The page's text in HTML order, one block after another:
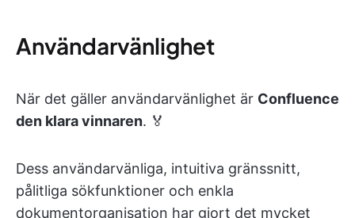
Användarvänlighet
När det gäller användarvänlighet är Confluence
den klara vinnaren. 🏅
Dess användarvänliga, intuitiva gränssnitt,
pålitliga sökfunktioner och enkla
dokumentorganisation har gjort det mycket